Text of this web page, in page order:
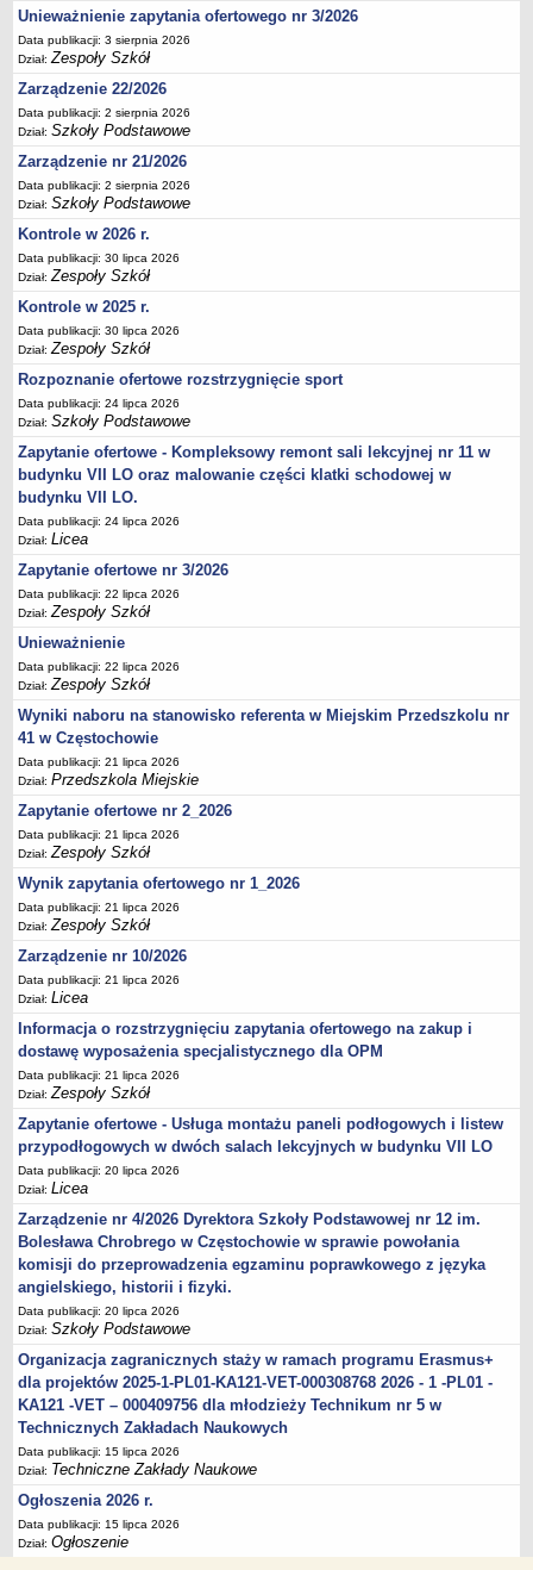
PORADNIE PSYCHOLOGICZNO-PEDAGOGICZNE
Zespół Poradni
BIURO FINANSÓW OŚWIATY
Dane podstawowe
Statut
Majątek
Godziny dyżurów
Ogłoszenia
Zarządzenia
Rejestry, ewidencje, archiwa
Kontrole
PONOWNE WYKORZYSTYWANIE
Sprawozdania
Deklaracja dostępności
DEKLARACJA DOSTĘPNOŚCI
OŚWIADCZENIA MAJĄTKOWE
PONOWNE WYKORZYSTYWANIE
UDOSTĘPNIANIE INFORMACJI PUBLICZNEJ
OCHRONA DANYCH OSOBOWYCH
Unieważnienie zapytania ofertowego nr 3/2026
Data publikacji: 3 sierpnia 2026
Dział:Zespoły Szkół
Zarządzenie 22/2026
Data publikacji: 2 sierpnia 2026
Dział:Szkoły Podstawowe
Zarządzenie nr 21/2026
Data publikacji: 2 sierpnia 2026
Dział:Szkoły Podstawowe
Kontrole w 2026 r.
Data publikacji: 30 lipca 2026
Dział:Zespoły Szkół
Kontrole w 2025 r.
Data publikacji: 30 lipca 2026
Dział:Zespoły Szkół
Rozpoznanie ofertowe rozstrzygnięcie sport
Data publikacji: 24 lipca 2026
Dział:Szkoły Podstawowe
Zapytanie ofertowe - Kompleksowy remont sali lekcyjnej nr 11 w
budynku VII LO oraz malowanie części klatki schodowej w
budynku VII LO.
Data publikacji: 24 lipca 2026
Dział:Licea
Zapytanie ofertowe nr 3/2026
Data publikacji: 22 lipca 2026
Dział:Zespoły Szkół
Unieważnienie
Data publikacji: 22 lipca 2026
Dział:Zespoły Szkół
Wyniki naboru na stanowisko referenta w Miejskim Przedszkolu nr
41 w Częstochowie
Data publikacji: 21 lipca 2026
Dział:Przedszkola Miejskie
Zapytanie ofertowe nr 2_2026
Data publikacji: 21 lipca 2026
Dział:Zespoły Szkół
Wynik zapytania ofertowego nr 1_2026
Data publikacji: 21 lipca 2026
Dział:Zespoły Szkół
Zarządzenie nr 10/2026
Data publikacji: 21 lipca 2026
Dział:Licea
Informacja o rozstrzygnięciu zapytania ofertowego na zakup i
dostawę wyposażenia specjalistycznego dla OPM
Data publikacji: 21 lipca 2026
Dział:Zespoły Szkół
Zapytanie ofertowe - Usługa montażu paneli podłogowych i listew
przypodłogowych w dwóch salach lekcyjnych w budynku VII LO
Data publikacji: 20 lipca 2026
Dział:Licea
Zarządzenie nr 4/2026 Dyrektora Szkoły Podstawowej nr 12 im.
Bolesława Chrobrego w Częstochowie w sprawie powołania
komisji do przeprowadzenia egzaminu poprawkowego z języka
angielskiego, historii i fizyki.
Data publikacji: 20 lipca 2026
Dział:Szkoły Podstawowe
Organizacja zagranicznych staży w ramach programu Erasmus+
dla projektów 2025-1-PL01-KA121-VET-000308768 2026 - 1 -PL01 -
KA121 -VET – 000409756 dla młodzieży Technikum nr 5 w
Technicznych Zakładach Naukowych
Data publikacji: 15 lipca 2026
Dział: Techniczne Zakłady Naukowe
Ogłoszenia 2026 r.
Data publikacji: 15 lipca 2026
Dział:Ogłoszenie